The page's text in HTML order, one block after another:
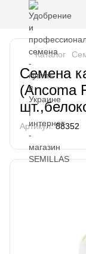
Каталог
Семена
(Ancoma
Артикул:88352